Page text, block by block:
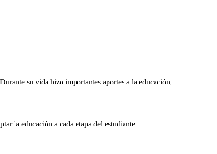
su vida hizo importantes aportes a la educación,
la educación a cada etapa del estudiante